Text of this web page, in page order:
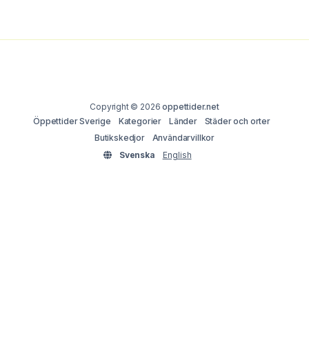
Copyright © 2026oppettider.net
Öppettider Sverige
Kategorier Länder
Städer och orter
Butikskedjor
Användarvillkor
Svenska
English